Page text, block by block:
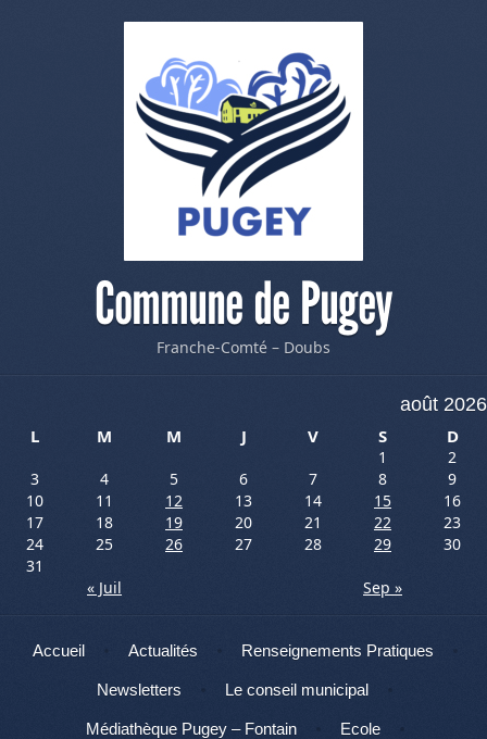
Commune de Pugey
Franche-Comté – Doubs
août 2026
L
M M J V S D
1
2
3
4 5 6 7 8
9
10
11 12 13 14 15
16
17
18 19 20 21 22
23
24
25 26 27 28 29
30
31
« Juil
Sep »
Menu
Aller au contenu
Accueil Actualités Renseignements Pratiques
Newsletters Le conseil municipal
Médiathèque Pugey – Fontain Ecole